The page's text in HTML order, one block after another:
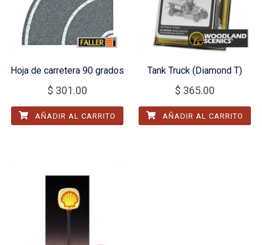
Hoja de carretera 90 grados
$ 301.00
AÑADIR AL CARRITO
Tank Truck (Diamond T)
$ 365.00
AÑADIR AL CARRITO